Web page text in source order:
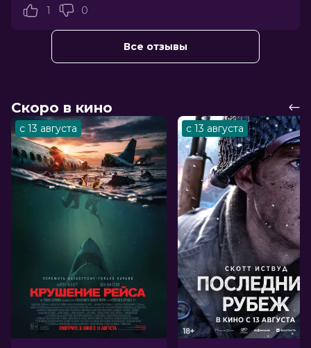
Уютов, Тимофей Иванов, Пётр Занин
Юрий Обухов, Алексей Рязанцев
Сценаристы
Кирилл Кондратов, Виктор
Длительность
В прокате
с 2 октября до 15 октября
Меморандум
до 8 октября
Пушкинская картаМожно оплатить
1
0
Все отзывы
Скоро в кино
с 13 августа с 13 августа